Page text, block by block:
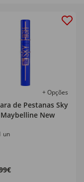
+ Opções
de Pestanas Sky
New
un